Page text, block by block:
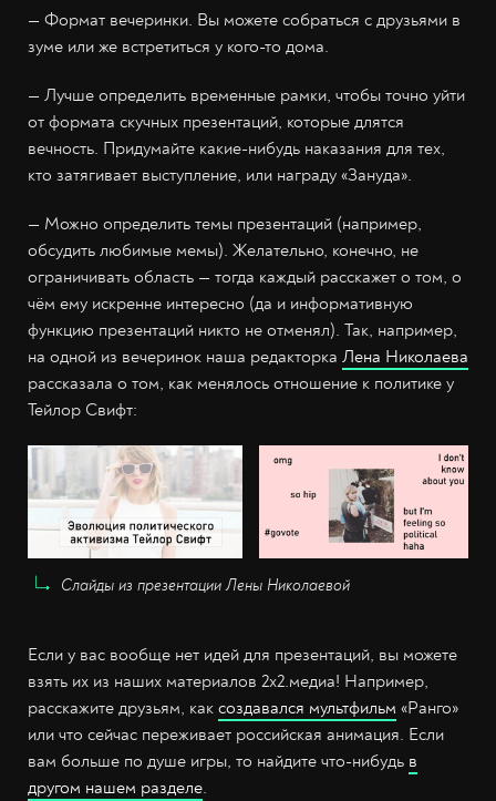
— Формат вечеринки. Вы можете собраться с друзьями в
зуме или же встретиться у кого-то дома.
— Лучше определить временные рамки, чтобы точно уйти
от формата скучных презентаций, которые длятся
вечность. Придумайте какие-нибудь наказания для тех,
кто затягивает выступление, или награду «Зануда».
— Можно определить темы презентаций (например,
обсудить любимые мемы). Желательно, конечно, не
ограничивать область — тогда каждый расскажет о том, о
чём ему искренне интересно (да и информативную
функцию презентаций никто не отменял). Так, например,
на одной из вечеринок наша редакторка Лена Николаева
рассказала о том, как менялось отношение к политике у
Тейлор Свифт:
Слайды из презентации Лены Николаевой
Если у вас вообще нет идей для презентаций, вы можете
взять их из наших материалов 2х2.медиа! Например,
расскажите друзьям, как создавался мультфильм «Ранго»
или что сейчас переживает российская анимация. Если
вам больше по душе игры, то найдите что-нибудь в
другом нашем разделе.